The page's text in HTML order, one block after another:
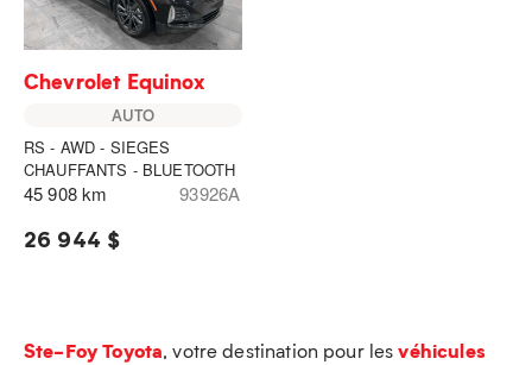
Chevrolet Equinox
AUTO
RS - AWD - SIEGES
CHAUFFANTS - BLUETOOTH
45 908 km 93926A
26 944 $
Ste-Foy Toyota, votre destination pour lesvéhicules